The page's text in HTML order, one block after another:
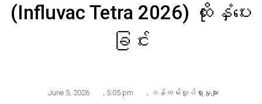
(Influvac Tetra 2026) ထိုးနှံပေး
ခြင်း
June 5, 2026 5:05 pm ဝန်ထမ်းလှုပ်ရှားမှုများ